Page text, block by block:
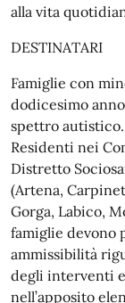
alla vita
DESTINATARI
Famiglie con
dodicesimo
spettro autistico.
Residenti nei
Distretto
(Artena,
Gorga, Labico,
famiglie devono
ammissibilità
degli interventi
nell’apposito